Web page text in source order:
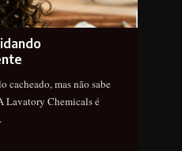
cacheado, mas não sabe
Lavatory Chemicals é